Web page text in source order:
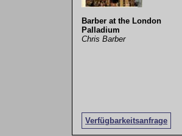
Barber at the London
Palladium
Chris Barber
Verfügbarkeitsanfrage